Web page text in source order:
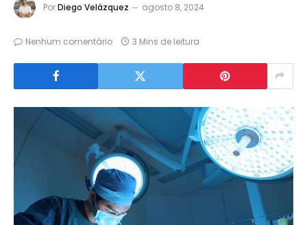
PorDiego Velázquez agosto 8, 2024
Nenhum comentário 3 Mins de leitura